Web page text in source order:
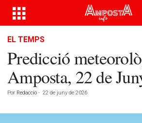
EL TEMPS
Predicció
Amposta, 22 de
Por Redacció - 22 de juny de 2026